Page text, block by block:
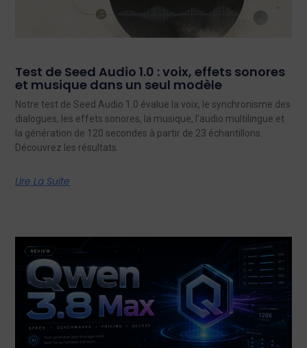
Test de Seed Audio 1.0 : voix, effets sonores
et musique dans un seul modèle
Notre test de Seed Audio 1.0 évalue la voix, le synchronisme des
dialogues, les effets sonores, la musique, l'audio multilingue et
la génération de 120 secondes à partir de 23 échantillons.
Découvrez les résultats.
Lire La Suite